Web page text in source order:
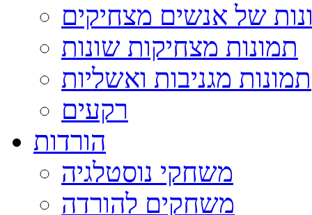
של אנשים מצחיקים
תמונות מצחיקות שונות
תמונות מגניבות ואשליות
רקעים
הורדות
משחקי נוסטלגיה
משחקים להורדה